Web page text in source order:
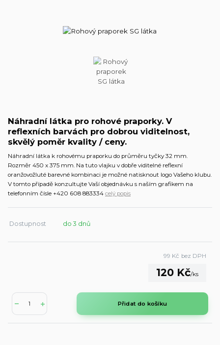
Náhradní látka pro rohové praporky. V
reflexních barvách pro dobrou viditelnost,
skvělý poměr kvality / ceny.
Náhradní látka k rohovému praporku do průměru tyčky 32 mm.
Rozměr 450 x 375 mm. Na tuto vlajku v dobře viditelné reflexní
oranžovožluté barevné kombinaci je možné natisknout logo Vašeho klubu.
V tomto případě konzultujte Vaší objednávku s naším grafikem na
telefonním čísle +420 608 883334 celý popis
Dostupnost do 3 dnů
120 Kč/ks
99 Kč bez DPH
Přidat do košíku